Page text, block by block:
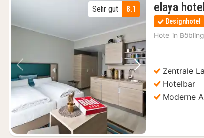
Vorheriges Bild Nächstes Bild
8.1
Sehr gut elaya
Designhotel
Hotel in
Zentrale
Hotelbar
Moderne